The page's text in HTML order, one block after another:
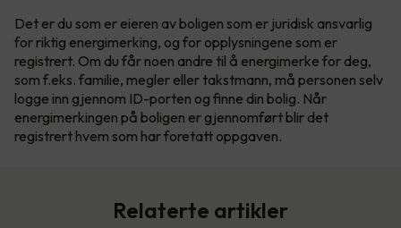
Det er du som er eieren av boligen som er juridisk ansvarlig
for riktig energimerking, og for opplysningene som er
registrert. Om du får noen andre til å energimerke for deg,
som f.eks. familie, megler eller takstmann, må personen selv
logge inn gjennom ID-porten og finne din bolig. Når
energimerkingen på boligen er gjennomført blir det
registrert hvem som har foretatt oppgaven.
Relaterte artikler